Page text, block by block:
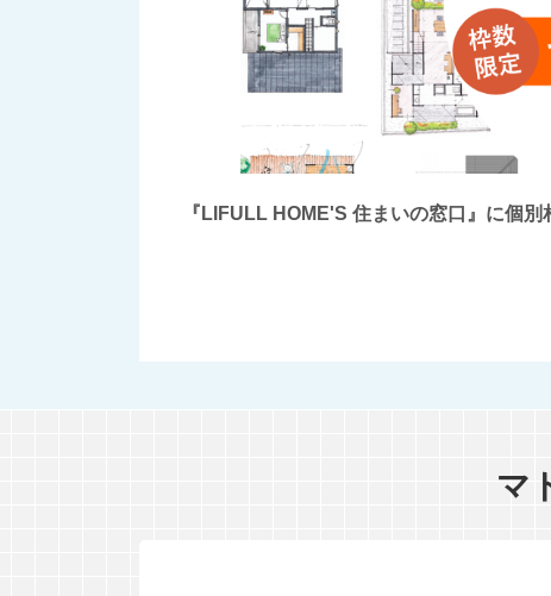
『LIFULL HOME'S 住まいの窓口』に個
マ